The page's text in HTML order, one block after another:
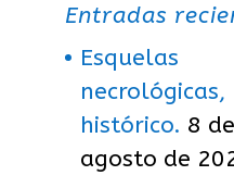
Entradas
Esquelas
necrológicas,
histórico. 8 de
agosto de